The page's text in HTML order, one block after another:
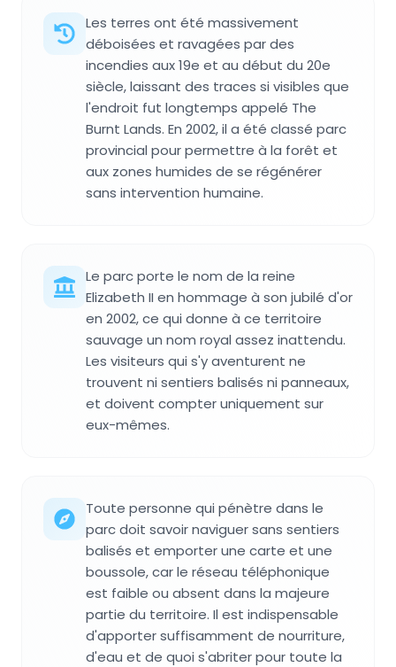
Les terres ont été massivement
déboisées et ravagées par des
incendies aux 19e et au début du 20e
siècle, laissant des traces si visibles que
l'endroit fut longtemps appelé The
Burnt Lands. En 2002, il a été classé parc
provincial pour permettre à la forêt et
aux zones humides de se régénérer
sans intervention humaine.
Le parc porte le nom de la reine
Elizabeth II en hommage à son jubilé d'or
en 2002, ce qui donne à ce territoire
sauvage un nom royal assez inattendu.
Les visiteurs qui s'y aventurent ne
trouvent ni sentiers balisés ni panneaux,
et doivent compter uniquement sur
eux-mêmes.
Toute personne qui pénètre dans le
parc doit savoir naviguer sans sentiers
balisés et emporter une carte et une
boussole, car le réseau téléphonique
est faible ou absent dans la majeure
partie du territoire. Il est indispensable
d'apporter suffisamment de nourriture,
d'eau et de quoi s'abriter pour toute la